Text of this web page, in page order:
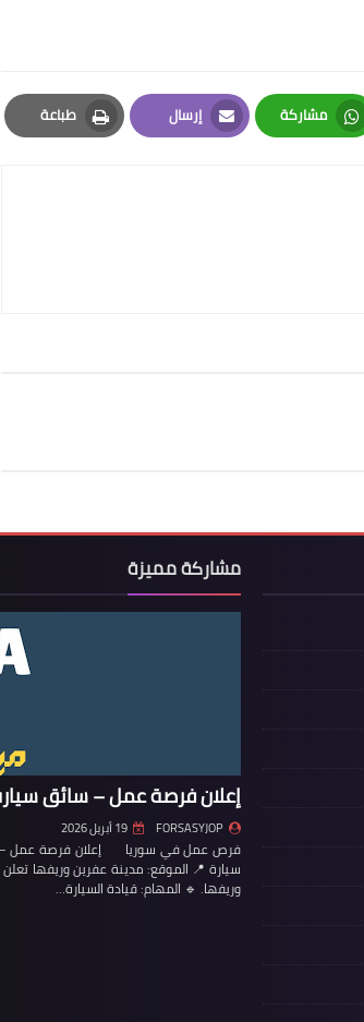
مشاركة
Whatsapp
إرسال
Email
طباعة
Print
مشاركة مميزة
إعلان فرصة عمل – سائق
FORSASYJOP 19 أبريل 2026
فرص عمل في سوريا إعلان فرصة عمل –
سيارة 📍 الموقع: مدينة عفرين وريفها
وريفها. 🔹 المهام: قيادة السيارة…